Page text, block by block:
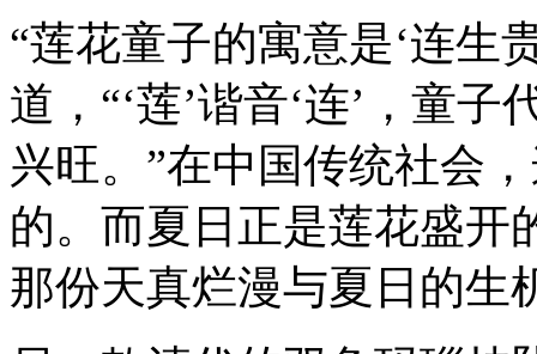
“莲花童子的寓意是‘连生
道，“‘莲’谐音‘连’，童
兴旺。”在中国传统社会
的。而夏日正是莲花盛开
那份天真烂漫与夏日的生